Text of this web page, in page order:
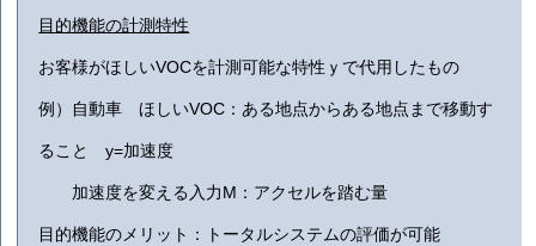
目的機能の計測特性
お客様がほしいVOCを計測可能な特性ｙで代用したもの
例）自動車 ほしいVOC：ある地点からある地点まで移動す
ること y=加速度
加速度を変える入力M：アクセルを踏む量
目的機能のメリット：トータルシステムの評価が可能